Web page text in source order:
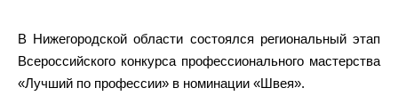
В Нижегородской области состоялся региональный этап
Всероссийского конкурса профессионального мастерства
«Лучший по профессии» в номинации «Швея».